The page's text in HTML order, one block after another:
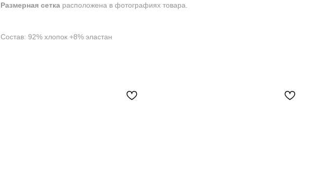
Размерная сетка расположена в фотографиях товара.
Состав: 92% хлопок +8% эластан